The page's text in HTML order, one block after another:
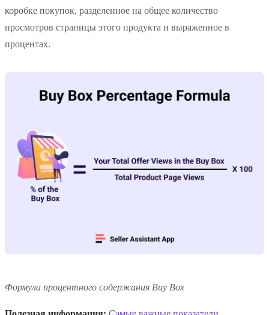
коробке покупок, разделенное на общее количество
просмотров страницы этого продукта и выраженное в
процентах.
Формула процентного содержания Buy Box